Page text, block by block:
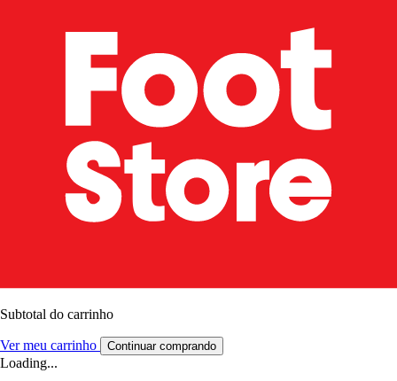
Subtotal do carrinho
Ver meu carrinho Continuar comprando
Loading...